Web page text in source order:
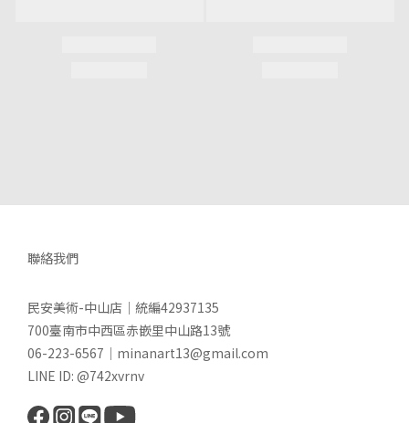
聯絡我們
民安美術-中山店｜統編42937135
700臺南市中西區赤嵌里中山路13號
06-223-6567｜minanart13@gmail.com
LINE ID: @742xvrnv